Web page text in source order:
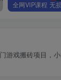
游戏搬砖项目，